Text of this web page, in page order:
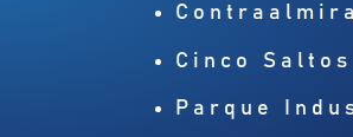
Cinco Saltos
Parque